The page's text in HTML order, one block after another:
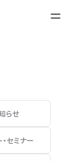
らせ
セミナー